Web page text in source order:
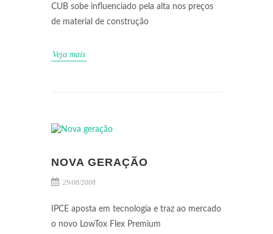
CUB sobe influenciado pela alta nos preços
de material de construção
Veja mais
NOVA GERAÇÃO
29/08/2008
IPCE aposta em tecnologia e traz ao mercado
o novo LowTox Flex Premium